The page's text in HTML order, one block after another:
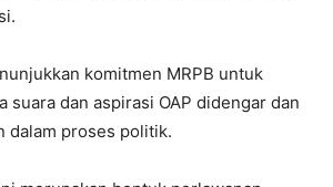
komitmen MRPB untuk
suara dan aspirasi OAP didengar dan
dalam proses politik.